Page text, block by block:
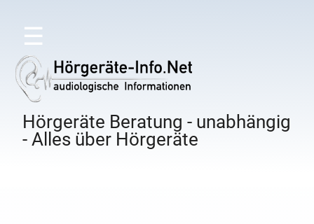
☰
Hörgeräte Beratung - unabhängig
- Alles über Hörgeräte